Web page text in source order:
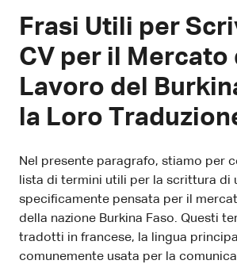
Frasi Utili per
CV per il Mercato
Lavoro del
la Loro
Nel presente paragrafo, stiamo per
lista di termini utili per la scrittura di
specificamente pensata per il
della nazione Burkina Faso. Questi
tradotti in francese, la lingua
comunemente usata per la